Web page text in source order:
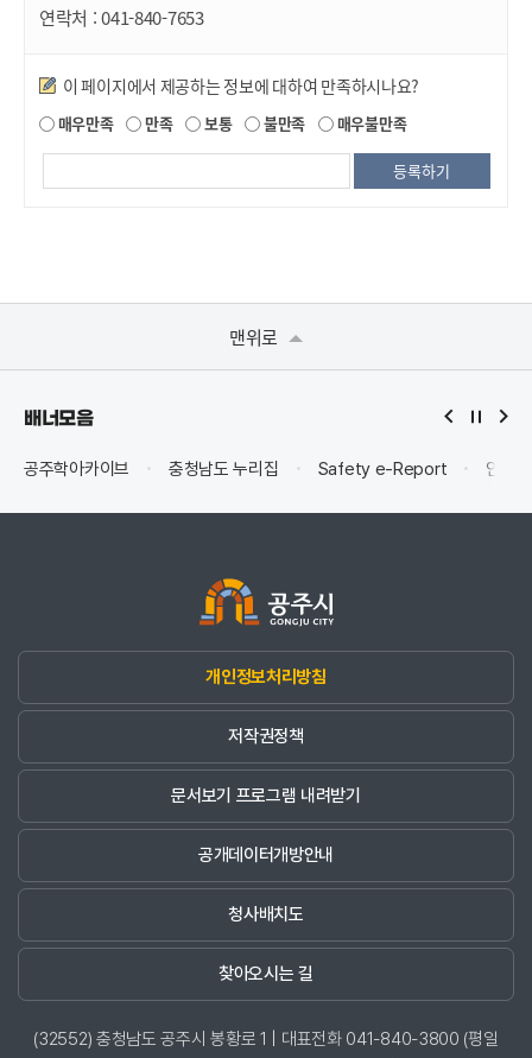
연락처 :041-840-7653
만족도조사
이 페이지에서 제공하는 정보에 대하여 만족하시나요?
매우만족 만족 보통 불만족 매우불만족
맨위로
배너모음
공주학아카이브 충청남도 누리집 Safety e-Report 안전
개인정보처리방침
저작권정책
문서보기 프로그램 내려받기
공개데이터개방안내
청사배치도
찾아오시는 길
(32552) 충청남도 공주시 봉황로 1 | 대표전화 041-840-3800 (평일